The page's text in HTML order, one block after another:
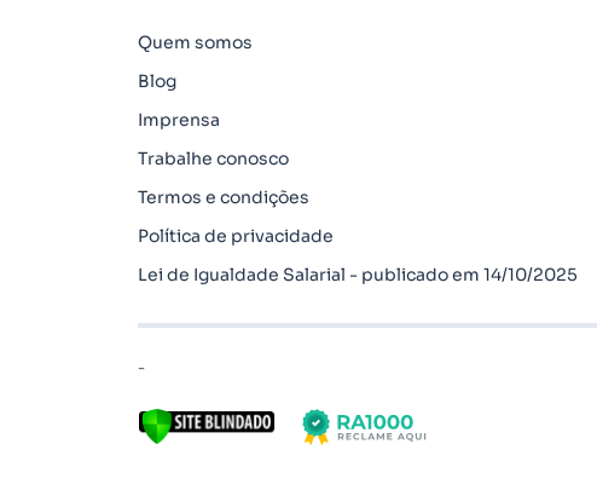
Quem somos
Blog
Imprensa
Trabalhe conosco
Termos e condições
Política de privacidade
Lei de Igualdade Salarial - publicado em 14/10/2025
-